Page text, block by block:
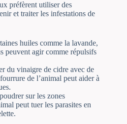
préfèrent utiliser des
et traiter les infestations de
huiles comme la lavande,
peuvent agir comme répulsifs
du vinaigre de cidre avec de
de l’animal peut aider à
sur les zones
peut tuer les parasites en